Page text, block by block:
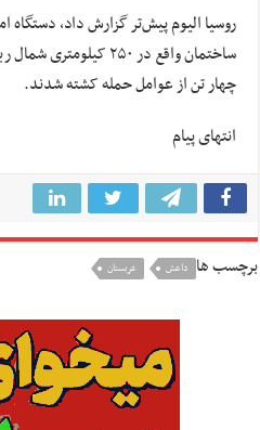
روسیاالیوم پیش‌تر گزارش داد، دستگاه
ساختمان واقع در ۲۵۰
چهار تن از عوامل حمله کشته شدند.
انتهای پیام
برچسب ها داعش عربستان